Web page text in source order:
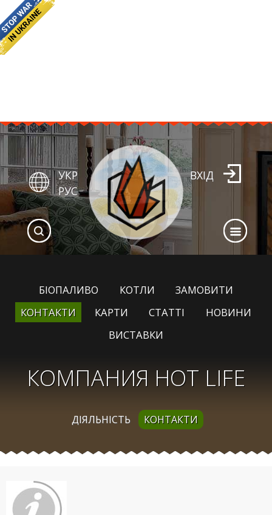
УКР
РУС
ВХІД
БІОПАЛИВО КОТЛИ
ЗАМОВИТИ
КОНТАКТИ
КАРТИ СТАТТІ
НОВИНИ
ВИСТАВКИ
КОМПАНИЯ HOT LIFE
ДІЯЛЬНІСТЬ КОНТАКТИ